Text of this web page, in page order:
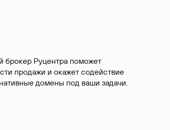
брокер Руцентра поможет
продажи и окажет содействие
домены под ваши задачи.